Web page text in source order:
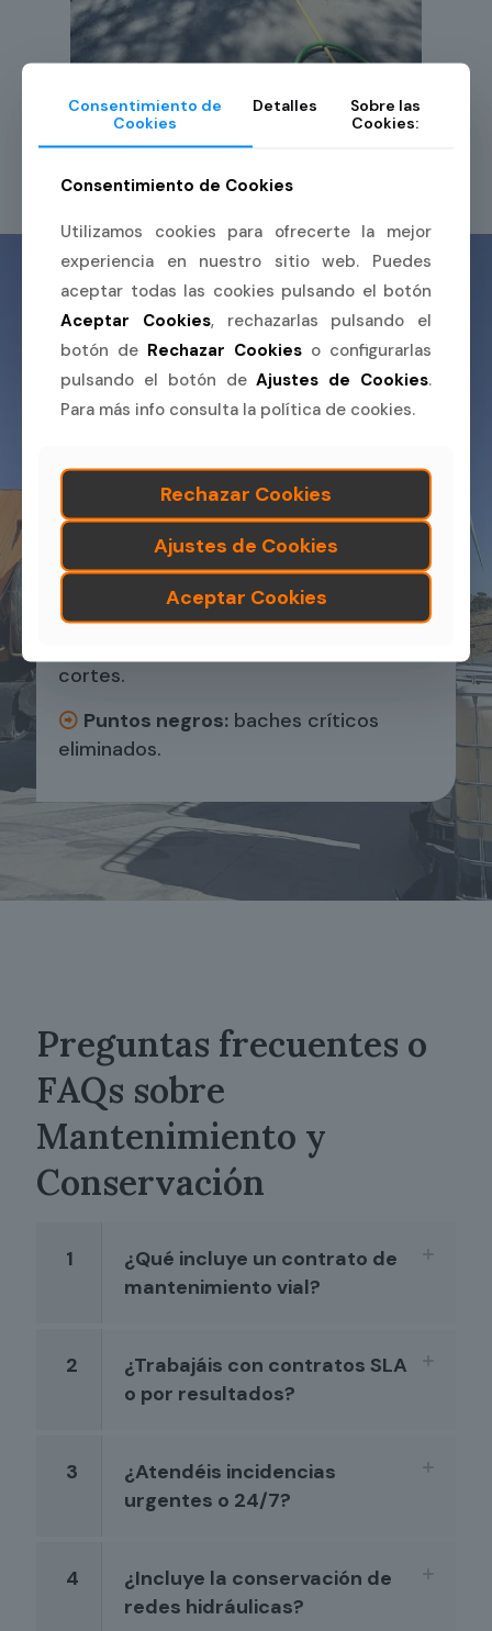
Niveles de servicio
210 km de víasrurales mantenidas
en 2024.
4 parques eólicoscon viales
operativos todo el año.
cortes.
Puntos negros: baches críticos
eliminados.
Preguntas frecuentes o
FAQs sobre
Mantenimiento y
Conservación
1
¿Qué incluye un contrato de
mantenimiento vial?
2
¿Trabajáis con contratos SLA
o por resultados?
3
¿Atendéis incidencias
urgentes o 24/7?
4
¿Incluye la conservación de
redes hidráulicas?
Consentimiento de
Cookies
Detalles
Sobre las
Cookies:
Consentimiento de Cookies
Utilizamos cookies para ofrecerte la mejor
experiencia en nuestro sitio web. Puedes
aceptar todas las cookies pulsando el botón
Aceptar Cookies, rechazarlas pulsando el
botón de Rechazar Cookies o configurarlas
pulsando el botón deAjustes de Cookies.
Para más info consulta la política de cookies.
Rechazar Cookies
Ajustes de Cookies
Aceptar Cookies